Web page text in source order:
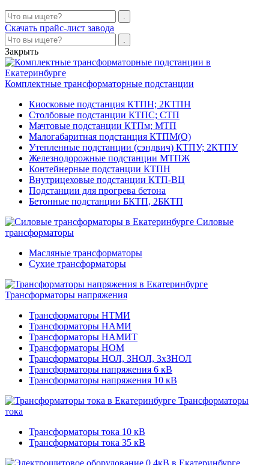
Скачать прайс-лист завода
Закрыть
Комплектные трансформаторные подстанции
Киосковые подстанция КТПН; 2КТПН
Столбовые подстанции КТПС; СТП
Мачтовые подстанции КТПм; МТП
Малогабаритная подстанция КТПМ(О)
Утепленные подстанции (сэндвич) КТПУ; 2КТПУ
Железнодорожные подстанции МТПЖ
Контейнерные подстанции КТПН
Внутрицеховые подстанции КТП-ВЦ
Подстанции для прогрева бетона
Бетонные подстанции БКТП, 2БКТП
Силовые
трансформаторы
Масляные трансформаторы
Сухие трансформаторы
Трансформаторы напряжения
Трансформаторы НТМИ
Трансформаторы НАМИ
Трансформаторы НАМИТ
Трансформаторы НОМ
Трансформаторы НОЛ, ЗНОЛ, 3хЗНОЛ
Трансформаторы напряжения 6 кВ
Трансформаторы напряжения 10 кВ
Трансформаторы
тока
Трансформаторы тока 10 кВ
Трансформаторы тока 35 кВ